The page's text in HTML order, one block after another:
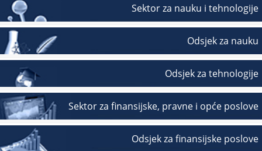
Sektor za nauku i tehnologije
Odsjek za nauku
Odsjek za tehnologije
Sektor za finansijske, pravne i opće poslove
Odsjek za finansijske poslove